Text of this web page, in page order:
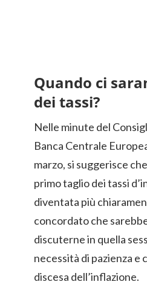
Quando ci
dei tassi?
Nelle minute del
Banca Centrale
marzo, si suggerisce
primo taglio dei tassi
diventata più
concordato che
discuterne in quella
necessità di pazienza e
discesa dell’inflazione.